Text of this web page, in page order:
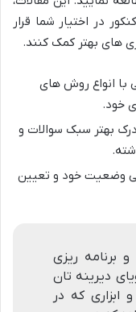
در اختیار شما قرار
های بهتر کمک کنند.
با انواع روش های
خود.
بهتر سبک سوالات و
وضعیت خود و تعیین
برنامه ریزی
دیرینه تان
ابزاری که در